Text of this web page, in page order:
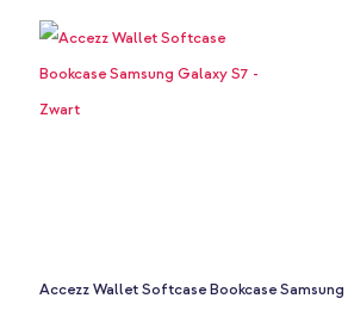
Accezz Wallet Softcase Bookcase